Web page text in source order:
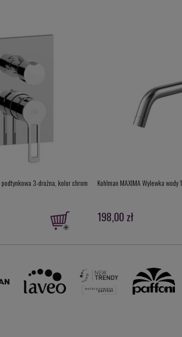
3-drożna, kolor chrom
Kohlman MAXIMA Wylewka
198,00 zł